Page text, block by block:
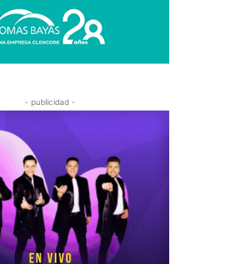
- publicidad -